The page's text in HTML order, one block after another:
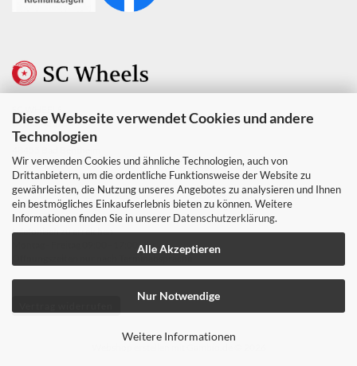
Diese Webseite verwendet Cookies und andere
Technologien
Wir verwenden Cookies und ähnliche Technologien, auch von
Drittanbietern, um die ordentliche Funktionsweise der Website zu
gewährleisten, die Nutzung unseres Angebotes zu analysieren und Ihnen
ein bestmögliches Einkaufserlebnis bieten zu können. Weitere
Informationen finden Sie in unserer Datenschutzerklärung.
Alle Akzeptieren
Nur Notwendige
Weitere Informationen
Berndine Stein
Weustenweg 10
Ust. Nr. DE347231328
Tel. & Whats app +49 152 06182827
Mail: info@scwheels.de
telefonisch zu erreichen
Montag - Freitag 09:00 - 17:00 Uhr
Offnungszeiten nur nach Terminabsprache